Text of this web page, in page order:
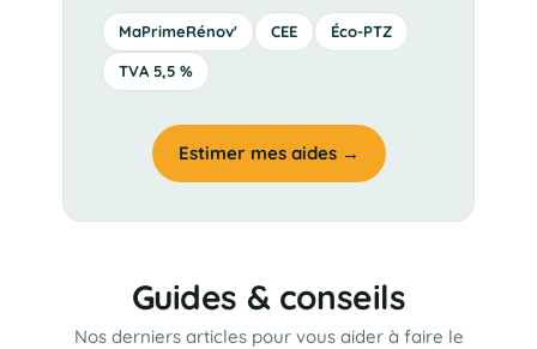
MaPrimeRénov' CEE Éco-PTZ
TVA 5,5 %
Estimer mes aides →
Guides & conseils
Nos derniers articles pour vous aider à faire le